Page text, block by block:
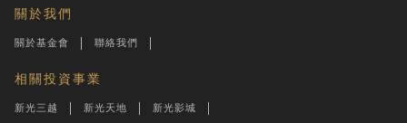
關於我們
關於基金會 聯絡我們
相關投資事業
新光三越 新光天地 新光影城